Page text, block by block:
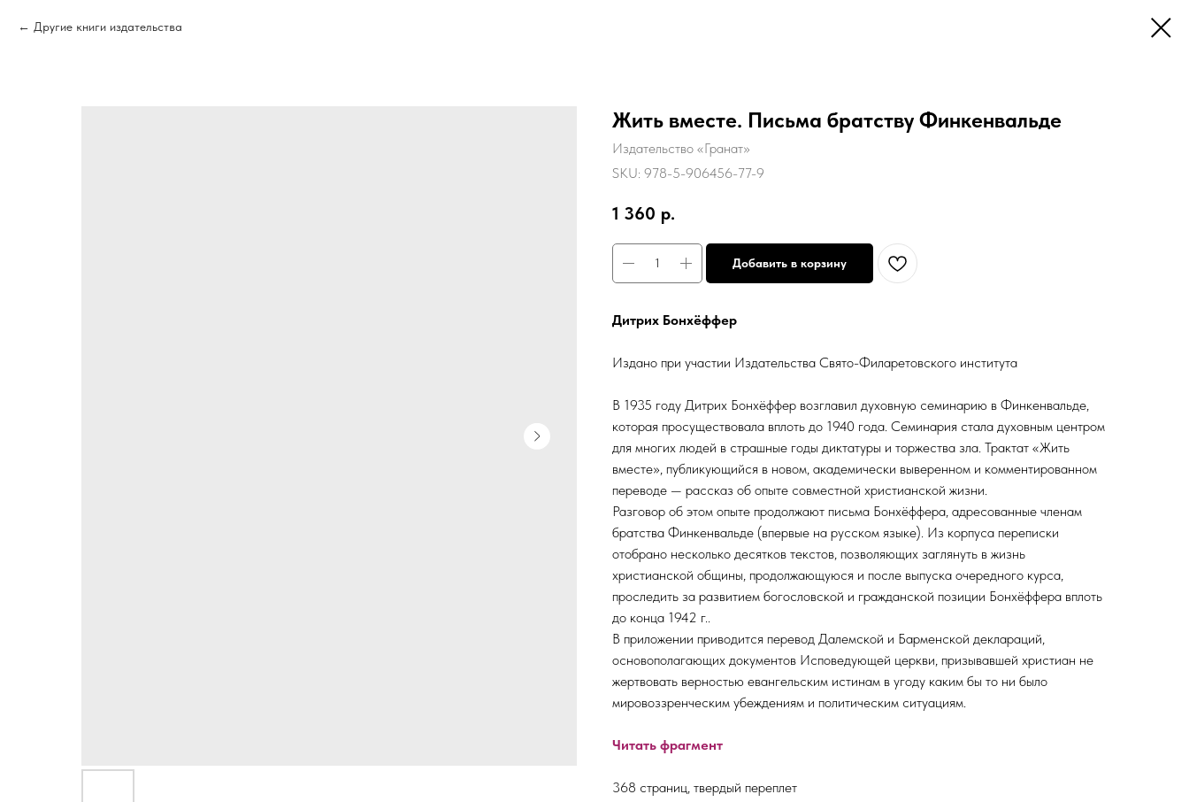
Другие книги издательства
Жить вместе. Письма братству Финкенвальде
Издательство «Гранат»
SKU: 978-5-906456-77-9
1 360 р.
Добавить в корзину
Дитрих Бонхёффер
Издано при участии Издательства Свято-Филаретовского института
В 1935 году Дитрих Бонхёффер возглавил духовную семинарию в Финкенвальде,
которая просуществовала вплоть до 1940 года. Cеминария стала духовным центром
для многих людей в страшные годы диктатуры и торжества зла. Трактат «Жить
вместе», публикующийся в новом, академически выверенном и комментированном
переводе — рассказ об опыте совместной христианской жизни.
Разговор об этом опыте продолжают письма Бонхёффера, адресованные членам
братства Финкенвальде (впервые на русском языке). Из корпуса переписки
отобрано несколько десятков текстов, позволяющих заглянуть в жизнь
христианской общины, продолжающуюся и после выпуска очередного курса,
проследить за развитием богословской и гражданской позиции Бонхёффера вплоть
до конца 1942 г..
В приложении приводится перевод Далемской и Барменской деклараций,
основополагающих документов Исповедующей церкви, призывавшей христиан не
жертвовать верностью евангельским истинам в угоду каким бы то ни было
мировоззренческим убеждениям и политическим ситуациям.
Читать фрагмент
368 страниц, твердый переплет